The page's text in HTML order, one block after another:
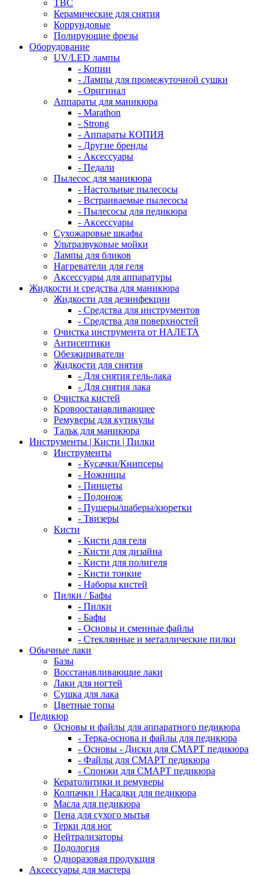
ТВС
Керамические для снятия
Коррундовые
Полирующие фрезы
Оборудование
UV/LED лампы
- Копии
- Лампы для промежуточной сушки
- Оригинал
Аппараты для маникюра
- Marathon
- Strong
- Аппараты КОПИЯ
- Другие бренды
- Аксессуары
- Педали
Пылесос для маникюра
- Настольные пылесосы
- Встраиваемые пылесосы
- Пылесосы для педикюра
- Аксессуары
Сухожаровые шкафы
Ультразвуковые мойки
Лампы для бликов
Нагреватели для геля
Аксессуары для аппаратуры
Жидкости и средства для маникюра
Жидкости для дезинфекции
- Средства для инструментов
- Средства для поверхностей
Очистка инструмента от НАЛЕТА
Антисептики
Обезжириватели
Жидкости для снятия
- Для снятия гель-лака
- Для снятия лака
Очистка кистей
Кровоостанавливающее
Ремуверы для кутикулы
Тальк для маникюра
Инструменты | Кисти | Пилки
Инструменты
- Кусачки/Книпсеры
- Ножницы
- Пинцеты
- Подонож
- Пушеры/шаберы/кюретки
- Твизеры
Кисти
- Кисти для геля
- Кисти для дизайна
- Кисти для полигеля
- Кисти тонкие
- Наборы кистей
Пилки / Бафы
- Пилки
- Бафы
- Основы и сменные файлы
- Стеклянные и металлические пилки
Обычные лаки
Базы
Восстанавливающие лаки
Лаки для ногтей
Сушка для лака
Цветные топы
Педикюр
Основы и файлы для аппаратного педикюра
- Терка-основа и файлы для педикюра
- Основы - Диски для СМАРТ педикюра
- Файлы для СМАРТ педикюра
- Спонжи для СМАРТ педикюра
Кератолитики и ремуверы
Колпачки | Насадки для педикюра
Масла для педикюра
Пена для сухого мытья
Терки для ног
Нейтрализаторы
Подология
Одноразовая продукция
Аксессуары для мастера